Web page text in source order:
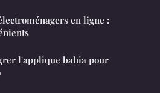
en ligne :
l'applique bahia pour